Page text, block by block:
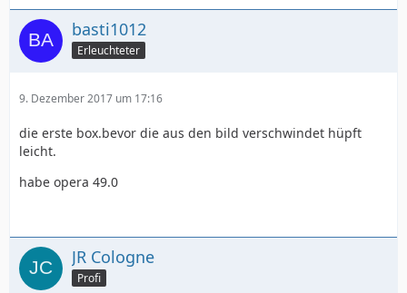
basti1012
Erleuchteter
9. Dezember 2017 um 17:16
die erste box.bevor die aus den bild verschwindet hüpft
leicht.
habe opera 49.0
JR Cologne
Profi